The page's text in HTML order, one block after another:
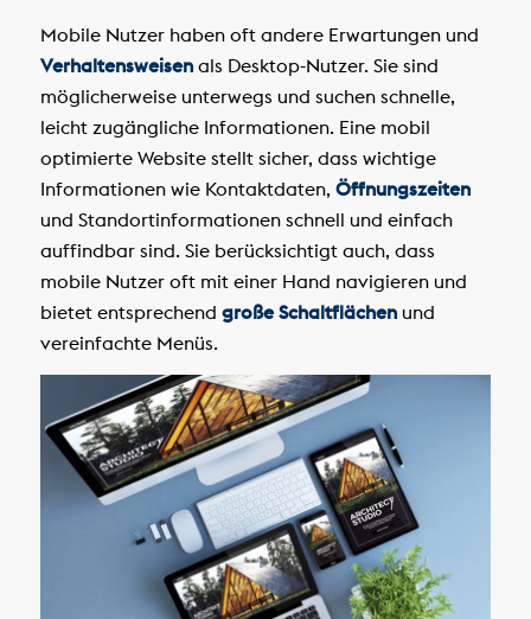
Mobile Nutzer haben oft andere Erwartungen und
Verhaltensweisenals Desktop-Nutzer. Sie sind
möglicherweise unterwegs und suchen schnelle,
leicht zugängliche Informationen. Eine mobil
optimierte Website stellt sicher, dass wichtige
Informationen wie Kontaktdaten, Öffnungszeiten
und Standortinformationen schnell und einfach
auffindbar sind. Sie berücksichtigt auch, dass
mobile Nutzer oft mit einer Hand navigieren und
bietet entsprechend große Schaltflächenund
vereinfachte Menüs.